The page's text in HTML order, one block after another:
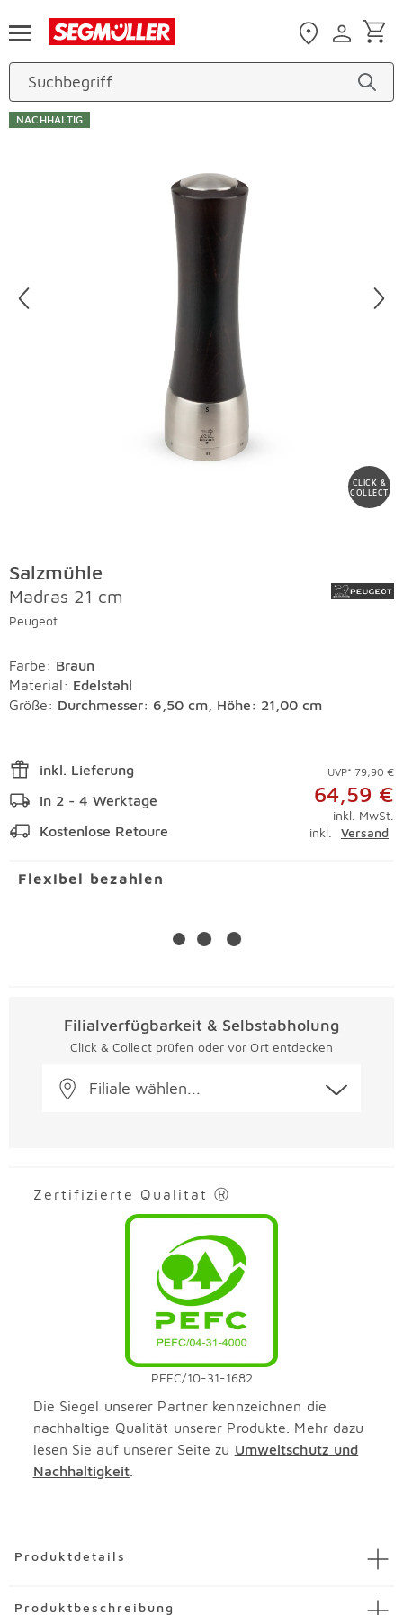
NACHHALTIG
CLICK &
COLLECT
Salzmühle
Madras 21 cm
Peugeot
Farbe: Braun
Material: Edelstahl
Größe: Durchmesser: 6,50 cm, Höhe: 21,00 cm
inkl. Lieferung
in 2 - 4 Werktage
Kostenlose Retoure
UVP* 79,90 €
64,59 €
inkl. MwSt.
inkl.
Versand
Flexibel bezahlen
Filialverfügbarkeit & Selbstabholung
Click & Collect prüfen oder vor Ort entdecken
Filiale wählen...
Zertifizierte Qualität Ⓡ
PEFC/10-31-1682
Die Siegel unserer Partner kennzeichnen die
nachhaltige Qualität unserer Produkte. Mehr dazu
lesen Sie auf unserer Seite zu Umweltschutz und
Nachhaltigkeit.
Produktdetails
Artikel Salzmühle Madras 21 cm
Produktbeschreibung